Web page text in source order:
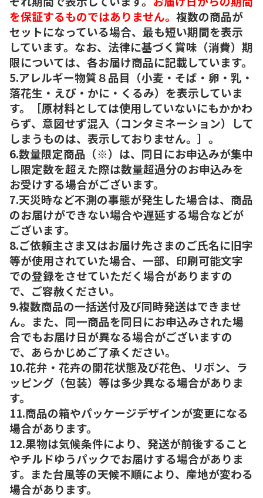
を保証するものではありません。 複数の商品が
セットになっている場合、最も短い期間を表示
しています。なお、法律に基づく賞味（消費）期
限については、各お届け商品に記載しています。
5.アレルギー物質８品目（小麦・そば・卵・乳・
落花生・えび・かに・くるみ）を表示していま
す。［原材料としては使用していないにもかかわ
らず、意図せず混入（コンタミネーション）して
しまうものは、表示しておりません。］。
6.数量限定商品（※）は、同日にお申込みが集中
し限定数を超えた際は数量超過分のお申込みを
お受けする場合がございます。
7.天災時など不測の事態が発生した場合は、商品
のお届けができない場合や遅延する場合などが
ございます。
8.ご依頼主さま又はお届け先さまのご氏名に旧字
等が使用されていた場合、一部、印刷可能文字
での登録をさせていただく場合がありますの
で、ご容赦ください。
9.複数商品の一括送付及び同時発送はできませ
ん。また、同一商品を同日にお申込みされた場
合でもお届け日が異なる場合がございますの
で、あらかじめご了承ください。
10.花弁・花卉の開花状態及び花色、リボン、ラ
ッピング（包装）等は多少異なる場合がありま
す。
11.商品の箱やパッケージデザインが変更になる
場合があります。
12.果物は気候条件により、発送が前後すること
やチルドゆうパックでお届けする場合がありま
す。また台風等の天候不順により、産地が変わる
場合があります。